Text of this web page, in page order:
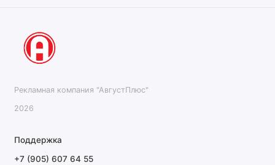
Рекламная компания "АвгустПлюс"
2026
Поддержка
+7 (905) 607 64 55